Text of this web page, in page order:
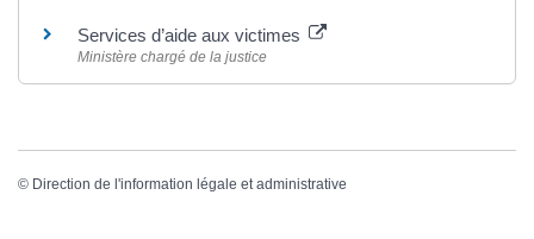
Services d’aide aux victimes
Ministère chargé de la justice
© Direction de l'information légale et administrative